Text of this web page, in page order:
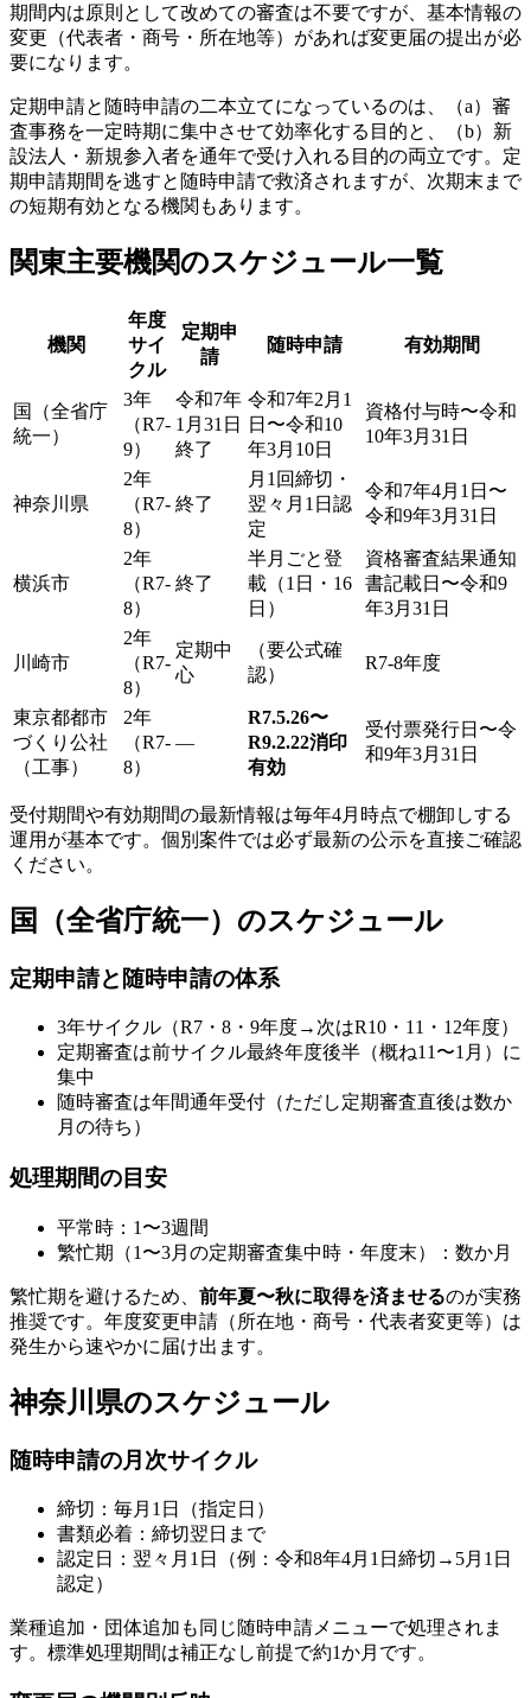
期間内は原則として改めての審査は不要ですが、基本情報の
変更（代表者・商号・所在地等）があれば変更届の提出が必
要になります。
定期申請と随時申請の二本立てになっているのは、（a）審
査事務を一定時期に集中させて効率化する目的と、（b）新
設法人・新規参入者を通年で受け入れる目的の両立です。定
期申請期間を逃すと随時申請で救済されますが、次期末まで
の短期有効となる機関もあります。
関東主要機関のスケジュール一覧
機関
年度
サイ
クル
定期申
請
随時申請 有効期間
国（全省庁
統一）
3年
（R7-
9）
令和7年
1月31日
終了
令和7年2月1
日〜令和10
年3月10日
資格付与時〜令和
10年3月31日
神奈川県
2年
（R7-
8）
終了
月1回締切・
翌々月1日認
定
令和7年4月1日〜
令和9年3月31日
横浜市
2年
（R7-
8）
終了
半月ごと登
載（1日・16
日）
資格審査結果通知
書記載日〜令和9
年3月31日
川崎市
2年
（R7-
8）
定期中
心
（要公式確
認）
R7-8年度
東京都都市
づくり公社
（工事）
2年
（R7-
8）
—
R7.5.26〜
R9.2.22消印
有効
受付票発行日〜令
和9年3月31日
受付期間や有効期間の最新情報は毎年4月時点で棚卸しする
運用が基本です。個別案件では必ず最新の公示を直接ご確認
ください。
国（全省庁統一）のスケジュール
定期申請と随時申請の体系
3年サイクル（R7・8・9年度→次はR10・11・12年度）
定期審査は前サイクル最終年度後半（概ね11〜1月）に
集中
随時審査は年間通年受付（ただし定期審査直後は数か
月の待ち）
処理期間の目安
平常時：1〜3週間
繁忙期（1〜3月の定期審査集中時・年度末）：数か月
繁忙期を避けるため、 前年夏〜秋に取得を済ませるのが実務
推奨です。年度変更申請（所在地・商号・代表者変更等）は
発生から速やかに届け出ます。
神奈川県のスケジュール
随時申請の月次サイクル
締切：毎月1日（指定日）
書類必着：締切翌日まで
認定日：翌々月1日（例：令和8年4月1日締切→5月1日
認定）
業種追加・団体追加も同じ随時申請メニューで処理されま
す。標準処理期間は補正なし前提で約1か月です。